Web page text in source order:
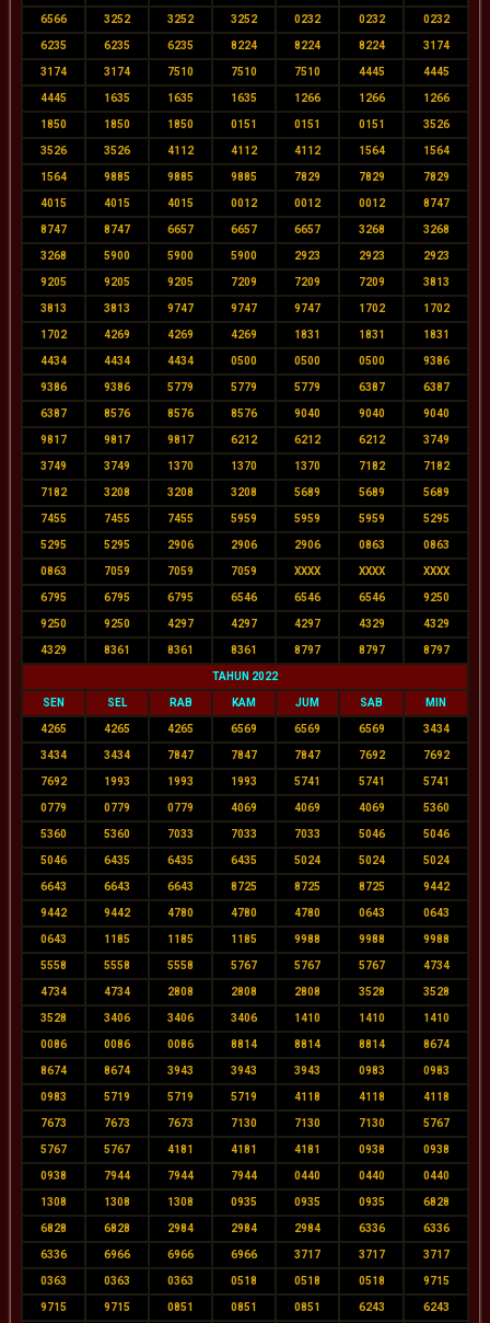
6566 3252 3252 3252 0232 0232 0232
6235 6235 6235 8224 8224 8224 3174
3174 3174 7510 7510 7510 4445 4445
4445 1635 1635 1635 1266 1266 1266
1850 1850 1850 0151 0151 0151 3526
3526 3526 4112 4112 4112 1564 1564
1564 9885 9885 9885 7829 7829 7829
4015 4015 4015 0012 0012 0012 8747
8747 8747 6657 6657 6657 3268 3268
3268 5900 5900 5900 2923 2923 2923
9205 9205 9205 7209 7209 7209 3813
3813 3813 9747 9747 9747 1702 1702
1702 4269 4269 4269 1831 1831 1831
4434 4434 4434 0500 0500 0500 9386
9386 9386 5779 5779 5779 6387 6387
6387 8576 8576 8576 9040 9040 9040
9817 9817 9817 6212 6212 6212 3749
3749 3749 1370 1370 1370 7182 7182
7182 3208 3208 3208 5689 5689 5689
7455 7455 7455 5959 5959 5959 5295
5295 5295 2906 2906 2906 0863 0863
0863 7059 7059 7059 XXXX XXXX XXXX
6795 6795 6795 6546 6546 6546 9250
9250 9250 4297 4297 4297 4329 4329
4329 8361 8361 8361 8797 8797 8797
TAHUN 2022
SEN SEL RAB KAM JUM SAB MIN
4265 4265 4265 6569 6569 6569 3434
3434 3434 7847 7847 7847 7692 7692
7692 1993 1993 1993 5741 5741 5741
0779 0779 0779 4069 4069 4069 5360
5360 5360 7033 7033 7033 5046 5046
5046 6435 6435 6435 5024 5024 5024
6643 6643 6643 8725 8725 8725 9442
9442 9442 4780 4780 4780 0643 0643
0643 1185 1185 1185 9988 9988 9988
5558 5558 5558 5767 5767 5767 4734
4734 4734 2808 2808 2808 3528 3528
3528 3406 3406 3406 1410 1410 1410
0086 0086 0086 8814 8814 8814 8674
8674 8674 3943 3943 3943 0983 0983
0983 5719 5719 5719 4118 4118 4118
7673 7673 7673 7130 7130 7130 5767
5767 5767 4181 4181 4181 0938 0938
0938 7944 7944 7944 0440 0440 0440
1308 1308 1308 0935 0935 0935 6828
6828 6828 2984 2984 2984 6336 6336
6336 6966 6966 6966 3717 3717 3717
0363 0363 0363 0518 0518 0518 9715
9715 9715 0851 0851 0851 6243 6243